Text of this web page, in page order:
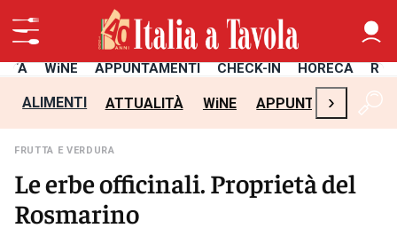
WiNE APPUNTAMENTI CHECK-IN HORECA
ALIMENTI ATTUALITÀ WiNE APPUNTAMENTI
›
FRUTTA E VERDURA
Le erbe officinali. Proprietà del
Rosmarino